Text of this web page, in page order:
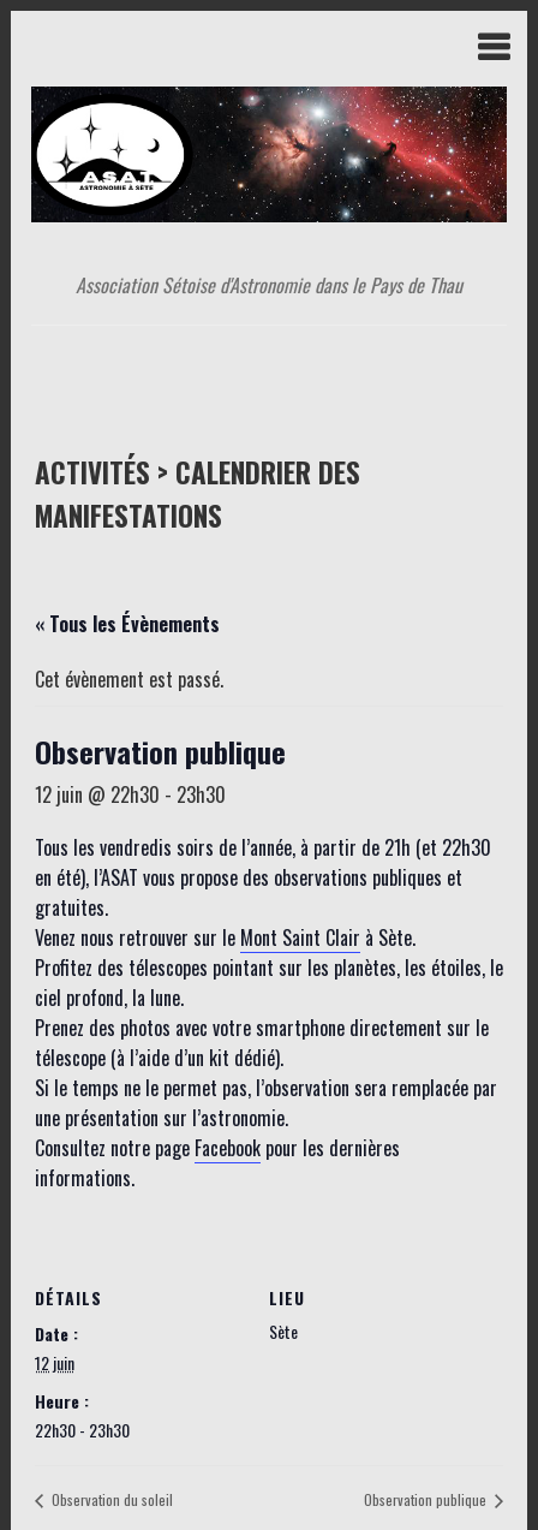
Association Sétoise d'Astronomie dans le Pays de Thau
ACTIVITÉS > CALENDRIER DES
MANIFESTATIONS
« Tous les Évènements
Cet évènement est passé.
Observation publique
12 juin @ 22h30 - 23h30
Tous les vendredis soirs de l’année, à partir de 21h (et 22h30
en été), l’ASAT vous propose des observations publiques et
gratuites.
Venez nous retrouver sur le Mont Saint Clair à Sète.
Profitez des télescopes pointant sur les planètes, les étoiles, le
ciel profond, la lune.
Prenez des photos avec votre smartphone directement sur le
télescope (à l’aide d’un kit dédié).
Si le temps ne le permet pas, l’observation sera remplacée par
une présentation sur l’astronomie.
Consultez notre page Facebookpour les dernières
informations.
DÉTAILS
Date :
12 juin
Heure :
22h30 - 23h30
LIEU
Sète
Observation du soleil Observation publique